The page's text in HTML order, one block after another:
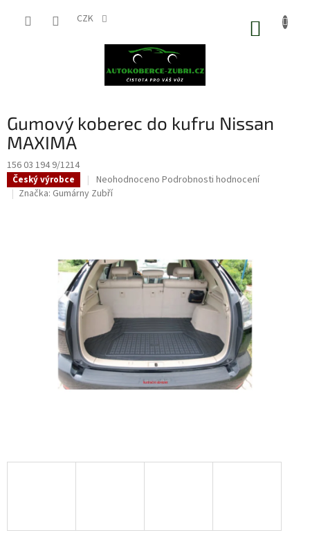
CZK
Gumový koberec do kufru Nissan
MAXIMA
156 03 194 9/1214
Český výrobce
Průměrné
hodnocení
5
hvězdiček.
Neohodnoceno Podrobnosti hodnocení
Značka: Gumárny Zubří